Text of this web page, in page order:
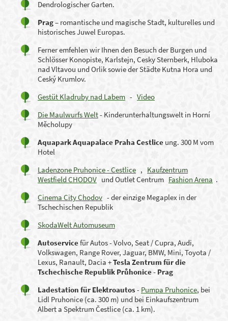
Dendrologischer Garten.
Prag– romantische und magische Stadt, kulturelles und
historischesJuwel Europas.
Ferner emfehlen wir Ihnen den Besuch der Burgen und
Schlösser Konopiste, Karlstejn, Cesky Sternberk, Hluboka
nad Vltavou und Orlik sowie der Städte Kutna Hora und
Ceský Krumlov.
Gestüt Kladruby nad Labem - Video
Die Maulwurfs Welt- Kinderunterhaltungswelt in Horní
Měcholupy
Aquapark Aquapalace Praha Cestlice ung. 300 M vom
Hotel
Ladenzone Pruhonice - Cestlice , Kaufzentrum
Westfield CHODOV und Outlet Centrum Fashion Arena .
Cinema City Chodov - der einzige Megaplex in der
Tschechischen Republik
SkodaWelt Automuseum
Autoservicefür Autos - Volvo, Seat / Cupra, Audi,
Volkswagen, Range Rover, Jaguar, BMW, Mini, Toyota /
Lexus, Ranault, Dacia +Tesla Zentrum für die
Tschechische Republik Průhonice - Prag
Ladestation für Elektroautos- Pumpa Pruhonice, bei
Lidl Pruhonice (ca. 300 m) und bei Einkaufszentrum
Albert a Spektrum Čestlice (ca. 1 km).